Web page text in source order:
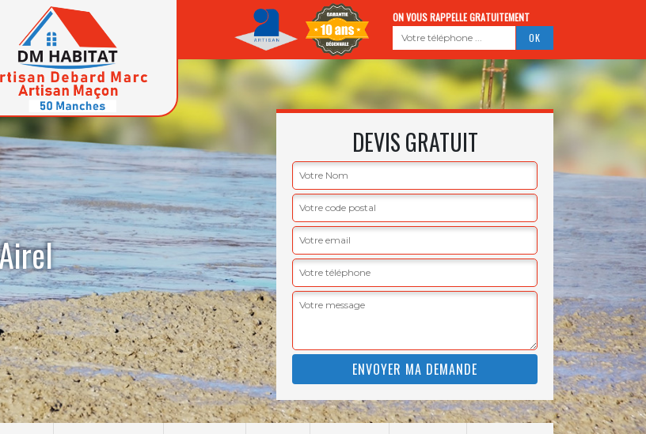
ON VOUS RAPPELLE GRATUITEMENT
DEVIS GRATUIT